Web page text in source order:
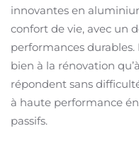
innovantes en
confort de vie, avec un
performances durables.
bien à la rénovation
répondent sans
à haute performance
passifs.